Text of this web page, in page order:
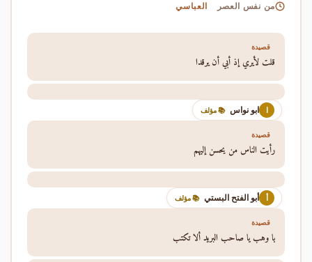
من نفس العصر العباسي
قصيدة
قلت لأيري إذ أبي أن يرقدا
ا ابو نواس 📚 مؤلف
قصيدة
رأيت الناس من يحسن إليهم
أ أبو الفتح البستي 📚 مؤلف
قصيدة
يا وهب يا صاحب البريد ألا تكتب